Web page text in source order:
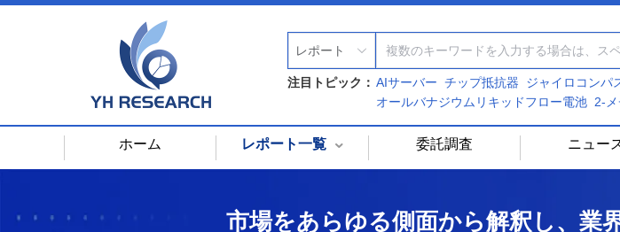
レポート
注目トピック： AIサーバー チップ抵抗器 ジャイロコンパ
オールバナジウムリキッドフロー電池 2-
ホーム レポート一覧 委託調査 ニュー
市場をあらゆる側面から解釈し、業